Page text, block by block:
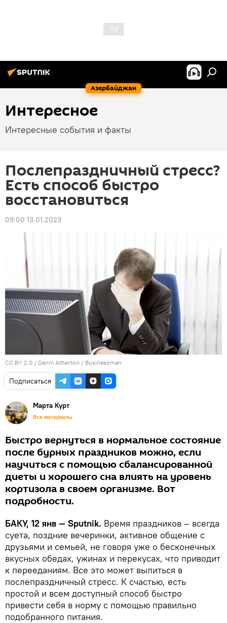
Азербайджан
Интересное
Интересные события и факты
Послепраздничный стресс?
Есть способ быстро
восстановиться
09:00 13.01.2023
CC BY 2.0 / Danni Atherton / Businessman
Подписаться
Марта Курт
Все материалы
Быстро вернуться в нормальное состояние
после бурных праздников можно, если
научиться с помощью сбалансированной
диеты и хорошего сна влиять на уровень
кортизола в своем организме. Вот
подробности.
БАКУ, 12 янв — Sputnik. Время праздников – всегда
суета, поздние вечеринки, активное общение с
друзьями и семьей, не говоря уже о бесконечных
вкусных обедах, ужинах и перекусах, что приводит
к перееданиям. Все это может вылиться в
послепраздничный стресс. К счастью, есть
простой и всем доступный способ быстро
привести себя в норму с помощью правильно
подобранного питания.